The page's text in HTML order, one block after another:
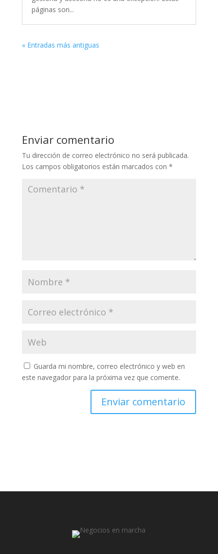
páginas son...
« Entradas más antiguas
Enviar comentario
Tu dirección de correo electrónico no será publicada.
Los campos obligatorios están marcados con *
Guarda mi nombre, correo electrónico y web en
este navegador para la próxima vez que comente.